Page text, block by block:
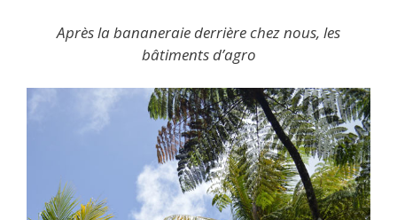
Après la bananeraie derrière chez nous, les
bâtiments d’agro